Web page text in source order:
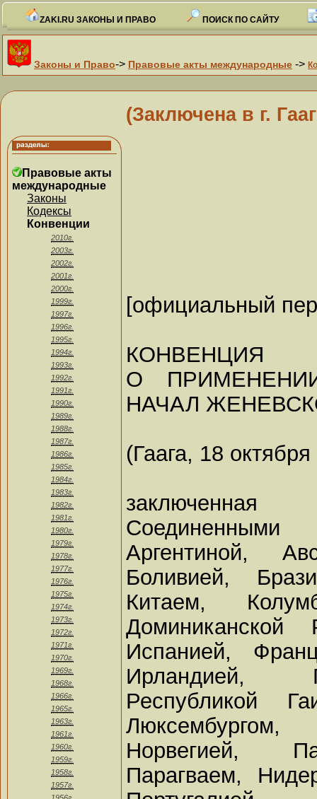
ZAKI.RU ЗАКОНЫ И ПРАВО ПОИСК ПО САЙТУ
Законы и Право-> Правовые акты международные ->
Правовые акты
международные
Законы
Кодексы
Конвенции
2010г.
2003г.
2002г.
2001г.
2000г.
1999г.
1997г.
1996г.
1995г.
1994г.
1993г.
1992г.
1991г.
1990г.
1989г.
1988г.
1987г.
1986г.
1985г.
1984г.
1983г.
1982г.
1981г.
1980г.
1979г.
1978г.
1977г.
1976г.
1975г.
1974г.
1973г.
1972г.
1971г.
1970г.
1969г.
1968г.
1966г.
1965г.
1963г.
1961г.
1960г.
1959г.
1958г.
1957г.
(Заключена в г.
[официальный
КОНВЕНЦИЯ
О
НАЧАЛ
(Гаага, 18
Аргентиной,
Боливией,
Китаем,
Доминиканской
Испанией,
Ирландией,
Республикой
Люксембургом,
Норвегией,
Парагваем,